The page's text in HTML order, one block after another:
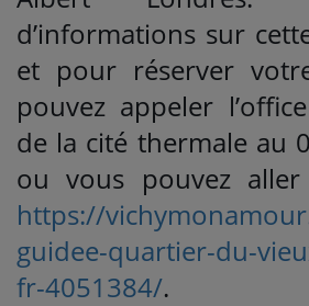
d’informations sur
et pour réserver
pouvez appeler
de la cité thermale au
ou vous pouvez
https://
guidee-quartier-du-
fr-4051384/.